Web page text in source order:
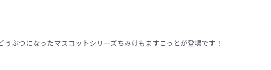
ぶつになったマスコットシリーズちみけもますこっとが登場です！